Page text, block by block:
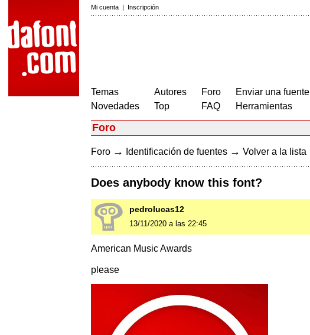
Mi cuenta | Inscripción
Temas
Novedades
Autores
Top
Foro
FAQ
Enviar una fuente
Herramientas
Foro
Foro → Identificación de fuentes → Volver a la lista
Does anybody know this font?
pedrolucas12
13/11/2020 a las 22:45
American Music Awards
please